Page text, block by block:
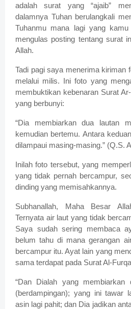
adalah surat yang “ajaib”
dalamnya Tuhan berulangkali
Tuhanmu mana lagi yang kamu
mengulas posting tentang surat
Allah.
Tadi pagi saya menerima kiriman
melalui milis. Ini foto yang
membuktikan kebenaran Surat
yang berbunyi:
“Dia membiarkan dua lautan
kemudian bertemu. Antara
dilampaui masing-masing.” (Q.S.
Inilah foto tersebut, yang
yang tidak pernah bercampur,
dinding yang memisahkannya.
Subhanallah, Maha Besar
Ternyata air laut yang tidak
Saya sudah sering membaca
belum tahu di mana gerangan
bercampur itu. Ayat lain yang
sama terdapat pada Surat Al-
“Dan Dialah yang
(berdampingan); yang ini tawar
asin lagi pahit; dan Dia jadikan